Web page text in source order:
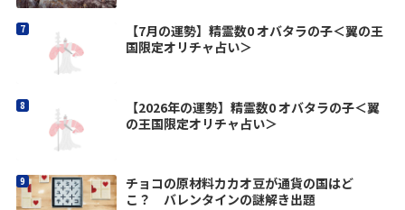
【7月の運勢】精霊数0 オバタラの子＜翼の王
国限定オリチャ占い＞
【2026年の運勢】精霊数0 オバタラの子＜翼
の王国限定オリチャ占い＞
チョコの原材料カカオ豆が通貨の国はど
こ？ バレンタインの謎解き出題